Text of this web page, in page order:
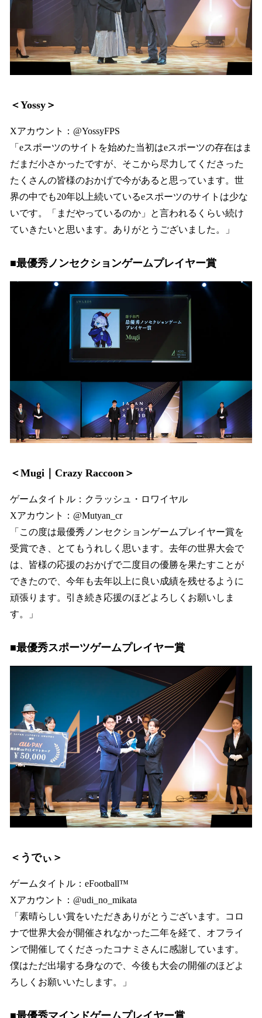
＜Yossy＞
Xアカウント：@YossyFPS
「eスポーツのサイトを始めた当初はeスポーツの存在はま
だまだ小さかったですが、そこから尽力してくださった
たくさんの皆様のおかげで今があると思っています。世
界の中でも20年以上続いているeスポーツのサイトは少な
いです。「まだやっているのか」と言われるくらい続け
ていきたいと思います。ありがとうございました。」
■最優秀ノンセクションゲームプレイヤー賞
＜Mugi｜Crazy Raccoon＞
ゲームタイトル：クラッシュ・ロワイヤル
Xアカウント：@Mutyan_cr
「この度は最優秀ノンセクションゲームプレイヤー賞を
受賞でき、とてもうれしく思います。去年の世界大会で
は、皆様の応援のおかげで二度目の優勝を果たすことが
できたので、今年も去年以上に良い成績を残せるように
頑張ります。引き続き応援のほどよろしくお願いしま
す。」
■最優秀スポーツゲームプレイヤー賞
＜うでぃ＞
ゲームタイトル：eFootball™
Xアカウント：@udi_no_mikata
「素晴らしい賞をいただきありがとうございます。コロ
ナで世界大会が開催されなかった二年を経て、オフライ
ンで開催してくださったコナミさんに感謝しています。
僕はただ出場する身なので、今後も大会の開催のほどよ
ろしくお願いいたします。」